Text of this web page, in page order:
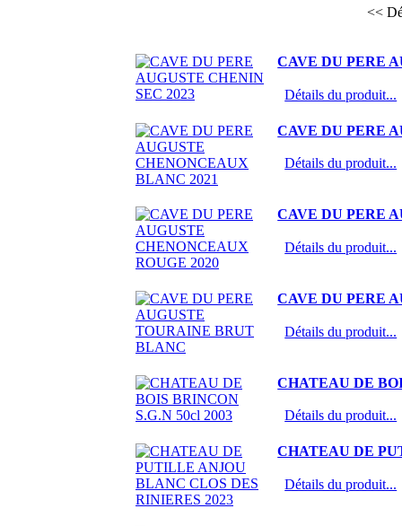
<<
CAVE DU PERE
Détails du produit...
CAVE DU PERE
Détails du produit...
CAVE DU PERE
Détails du produit...
CAVE DU PERE
Détails du produit...
CHATEAU DE
Détails du produit...
CHATEAU DE
Détails du produit...